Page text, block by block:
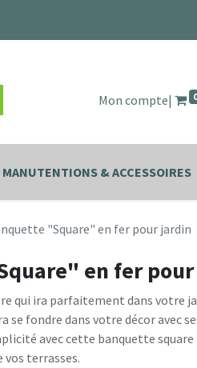
Mon compte|
& ACCESSOIRES
"Square" en fer pour jardin
en fer
qui ira parfaitement dans votre
se fondre dans votre décor avec
avec cette banquette square
vos terrasses.